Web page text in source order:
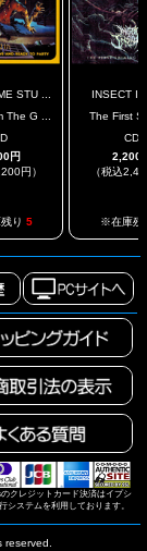
STU ...
The G ...
円
円）
り 5
INSECT
The First
CD
2,200
（税込
※在庫残
のクレジットカード決済はイプシ
システムを利用しております。
reserved.